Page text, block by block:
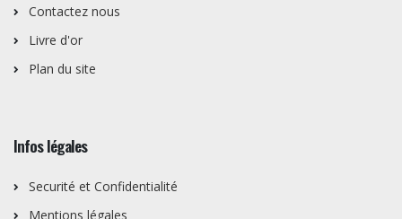
Contactez nous
Livre d'or
Plan du site
Infos légales
Securité et Confidentialité
Mentions légales